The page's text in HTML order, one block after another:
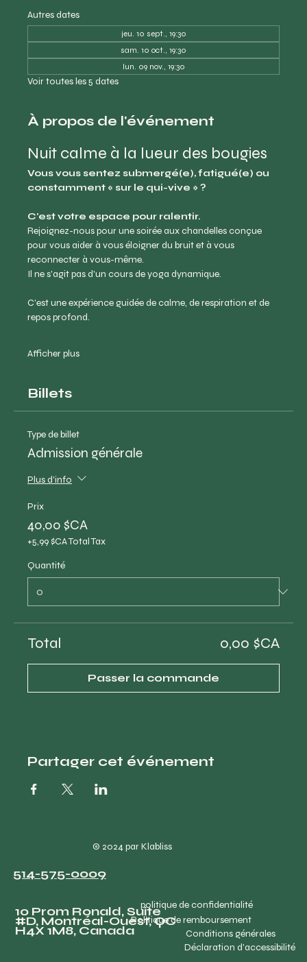
Autres dates
jeu. 10 sept., 19:30
sam. 10 oct., 19:30
lun. 09 nov., 19:30
Voir toutes les 5 dates
À propos de l'événement
Nuit calme à la lueur des bougies
Vous vous sentez submergé(e), fatigué(e) ou
constamment « sur le qui-vive » ?
C'est votre espace pour ralentir.
Rejoignez-nous pour une soirée aux chandelles conçue
pour vous aider à vous éloigner du bruit et à vous
reconnecter à vous-même.
Il ne s'agit pas d'un cours de yoga dynamique.
C'est une expérience guidée de calme, de respiration et de
repos profond.
Afficher plus
Billets
Type de billet
Admission générale
Plus d'info
Prix
40,00 $CA
+5,99 $CA Total Tax
Quantité
Total 0,00 $CA
Passer la commande
Partager cet événement
514-575-0009
politique de confidentialité
Politique de remboursement
Conditions générales
Déclaration d'accessibilité
© 2024 par Klabliss
10 Prom Ronald, Suite
#D, Montréal-Ouest, QC
H4X 1M8, Canada